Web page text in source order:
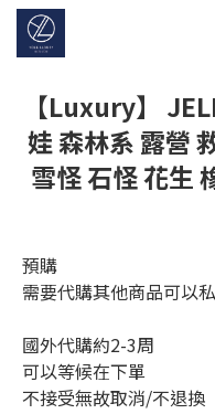
【Luxury】
娃 森林系 露營
雪怪 石怪 花生
預購
需要代購其他商品可以
國外代購約2-3周
可以等候在下單
不接受無故取消/不退換